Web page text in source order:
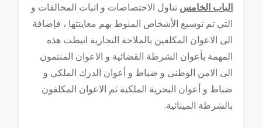
الباب الخامس تناول الاختصاصات و اثبات المخالفات و
التي تم توسيع الأشخاص المنوط بهم معاينتها ، فإضافة
الى الاعوان المكلفين بالملاحة التجارية انيطت هذه
المهمة بأعوان الشرطة القضائية و الاعوان المنتمون
الى الامن الوطني و ضباط و أعوان الدرك الملكي و
ضباط و أعوان البحرية الملكية ثم الاعوان المكلفون
بالشرطة المينائية.